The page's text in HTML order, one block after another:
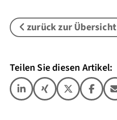
zurück zur Übersicht
Teilen Sie diesen Artikel: